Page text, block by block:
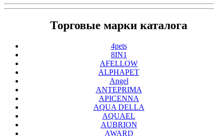
Торговые марки каталога
4pets
8IN1
AFELLOW
ALPHAPET
Angel
ANTEPRIMA
APICENNA
AQUA DELLA
AQUAEL
AUBRION
AWARD